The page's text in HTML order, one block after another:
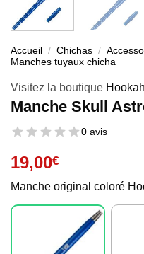
Accueil / Chichas /
Manches tuyaux chicha
Visitez la boutique
Manche Skull
0 avis
19,00€
Manche original coloré